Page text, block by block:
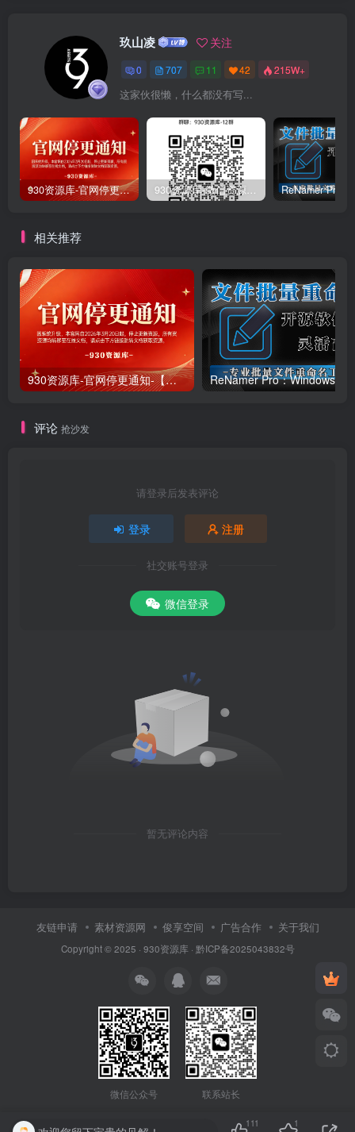
玖山凌 关注
0 707 11 42 215W+
这家伙很懒，什么都没有写...
930资源库-官网停更通知-【换在线文档更新-每日更新】
相关推荐
930资源库-官网停更通知-【换在线文档更新-每日更新】
评论 抢沙发
请登录后发表评论
登录 注册
社交账号登录
微信登录
暂无评论内容
友链申请 素材资源网 俊享空间 广告合作 关于我们
Copyright © 2025 · 930资源库· 黔ICP备2025043832号
微信公众号 联系站长
111 1